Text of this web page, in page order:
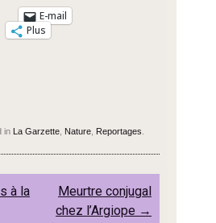
E-mail
Plus
in La Garzette Nature Reportages
à la
Meurtre conjugal
chez l’Argiope →